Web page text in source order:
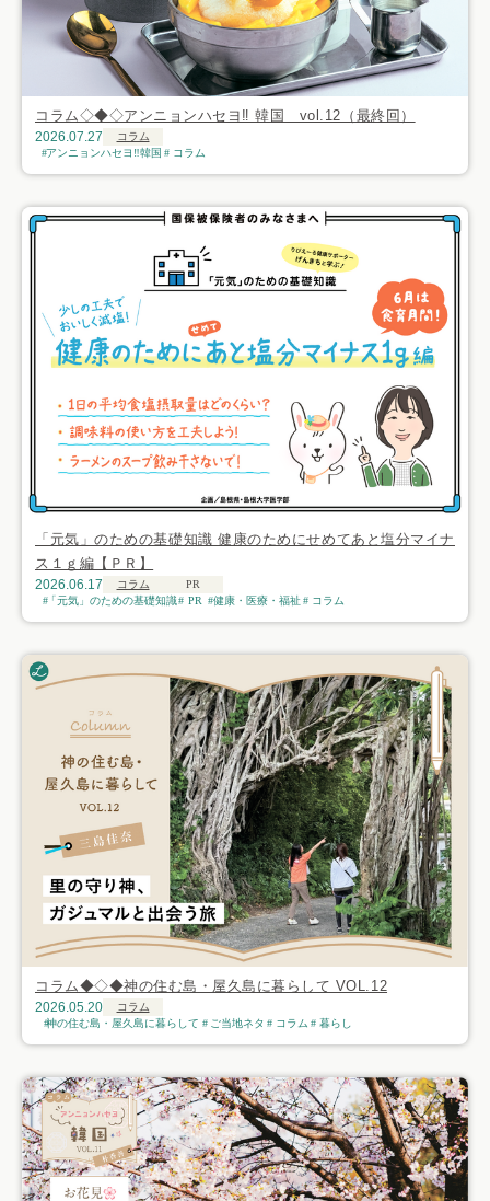
コラム◇◆◇アンニョンハセヨ‼ 韓国 vol.12（最終回）
2026.07.27
コラム
アンニョンハセヨ‼韓国
コラム
「元気」のための基礎知識 健康のためにせめてあと塩分マイナ
ス１ｇ編【ＰＲ】
2026.06.17 コラム
PR
「元気」のための基礎知識
PR 健康・医療・福祉 コラム
コラム◆◇◆神の住む島・屋久島に暮らして VOL.12
2026.05.20
コラム
神の住む島・屋久島に暮らして
ご当地ネタ コラム 暮らし